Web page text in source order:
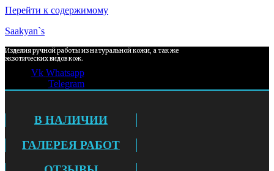
Перейти к содержимому
Saakyan`s
Изделия ручной работы из натуральной кожи, а так же
экзотических видов кож.
Vk Whatsapp
Telegram
В НАЛИЧИИ
ГАЛЕРЕЯ РАБОТ